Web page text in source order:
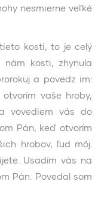
nesmierne veľké
kosti, to je celý
nám kosti, zhynula
a povedz im:
vaše hroby,
vovediem vás do
Pán, keď otvorím
hrobov, ľud môj.
Usadím vás na
Pán. Povedal som